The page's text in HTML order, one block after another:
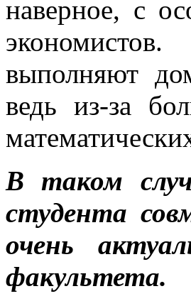
наверное, с
выполняют
ведь из-за
В таком
студента
очень
факультета.